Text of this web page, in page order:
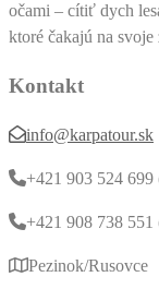
očami – cítiť dych
ktoré čakajú na
Kontakt
info@karpatour.sk
+421 903 524
+421 908 738
Pezinok/Rusovce